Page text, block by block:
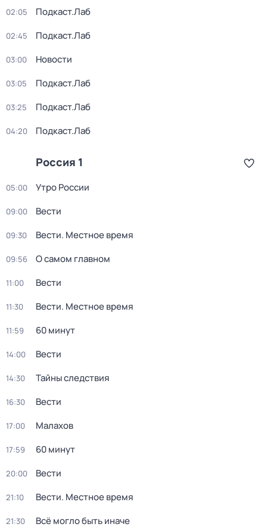
02:05 Подкаст.Лаб
02:45 Подкаст.Лаб
03:00 Новости
03:05 Подкаст.Лаб
03:25 Подкаст.Лаб
04:20 Подкаст.Лаб
Россия 1
05:00 Утро России
09:00 Вести
09:30 Вести. Местное время
09:56 О самом главном
11:00 Вести
11:30 Вести. Местное время
11:59 60 минут
14:00 Вести
14:30 Тайны следствия
16:30 Вести
17:00 Малахов
17:59 60 минут
20:00 Вести
21:10 Вести. Местное время
21:30 Всё могло быть иначе